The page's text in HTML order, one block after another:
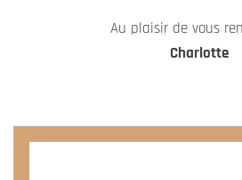
Au plaisir de vous
Charlotte